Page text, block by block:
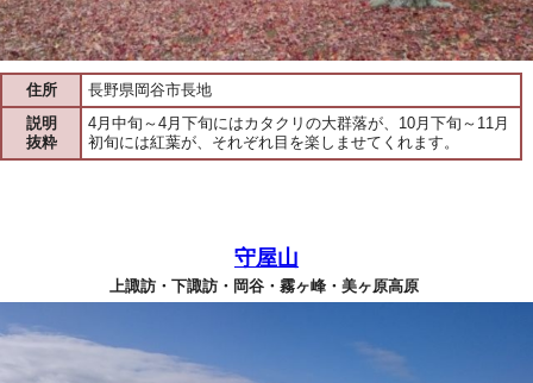
住所
長野県岡谷市長地
説明
抜粋
4月中旬～4月下旬にはカタクリの大群落が、10月下旬～11月
初旬には紅葉が、それぞれ目を楽しませてくれます。
守屋山
上諏訪・下諏訪・岡谷・霧ヶ峰・美ヶ原高原